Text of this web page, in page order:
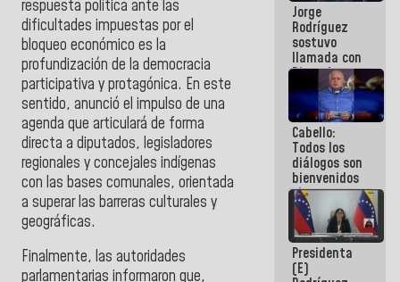
respuesta política ante las
dificultades impuestas por el
bloqueo económico es la
profundización de la democracia
participativa y protagónica. En este
sentido, anunció el impulso de una
agenda que articulará de forma
directa a diputados, legisladores
regionales y concejales indígenas
con las bases comunales, orientada
a superar las barreras culturales y
geográficas.
Finalmente, las autoridades
parlamentarias informaron que,
públicos
Jorge
Rodríguez
sostuvo
llamada con
Dinorah
Figuera y
acuerdan
primer
encuentro
presencial
para el
diálogo
Cabello:
Todos los
diálogos son
bienvenidos
siempre que
estén en el
marco de la
Constitución
de la
República
Presidenta
(E)